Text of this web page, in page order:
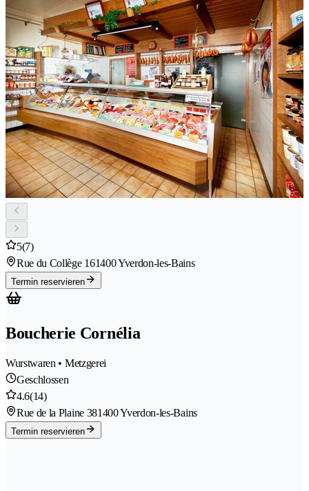
5(7)
Rue du Collège 161400 Yverdon-les-Bains
Termin reservieren
Boucherie Cornélia
Wurstwaren • Metzgerei
Geschlossen
4.6(14)
Rue de la Plaine 381400 Yverdon-les-Bains
Termin reservieren